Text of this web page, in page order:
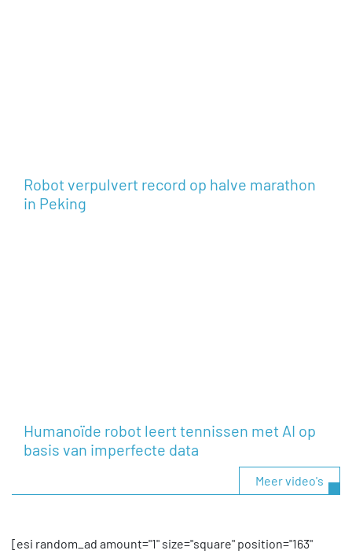
Robot verpulvert record op halve marathon
in Peking
Humanoïde robot leert tennissen met AI op
basis van imperfecte data
Meer video's
[esi random_ad amount="1" size="square" position="163"